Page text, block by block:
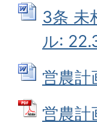
3条 未
ル:
営農
営農計